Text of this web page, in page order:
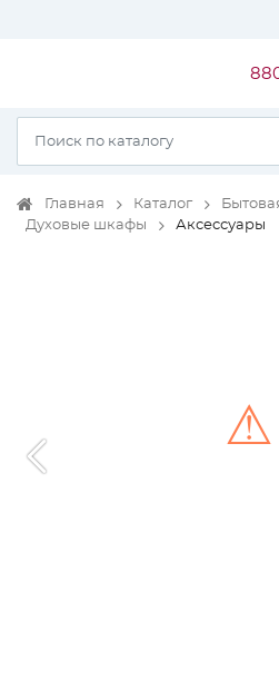
Главная Каталог
Духовые шкафы
Аксессуары
⚠